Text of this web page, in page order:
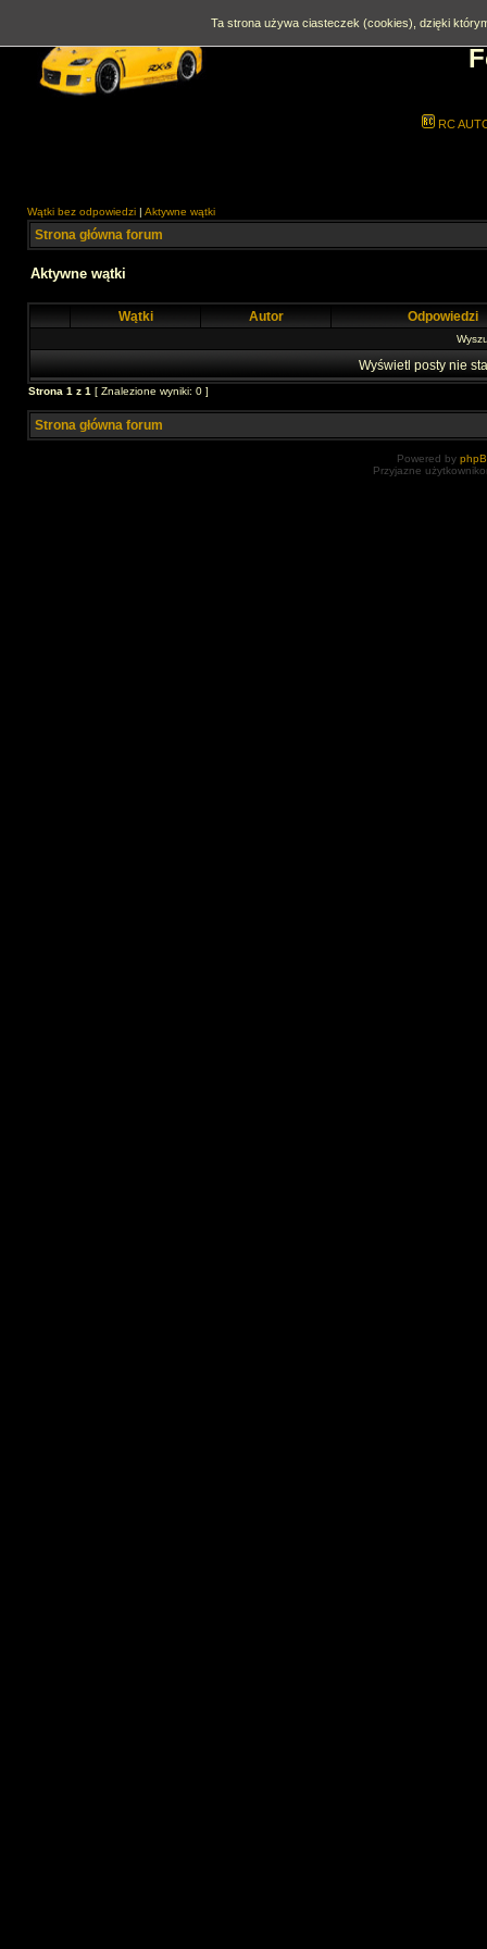
RC
Wątki bez odpowiedzi | Aktywne wątki
Strona główna forum
Aktywne wątki
Wątki Autor Odpowiedzi
Wyświetl posty nie
Strona 1 z 1 [ Znalezione wyniki: 0 ]
Strona główna forum
Powered by
Przyjazne
Ta strona używa ciasteczek (cookies), dzięki